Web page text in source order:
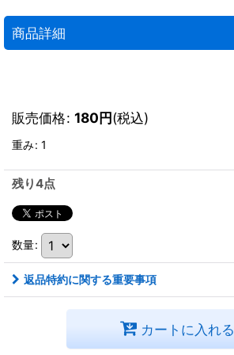
商品詳細
販売価格: 180円(税込)
重み: 1
残り4点
数量:
返品特約に関する重要事項
カートに入れる